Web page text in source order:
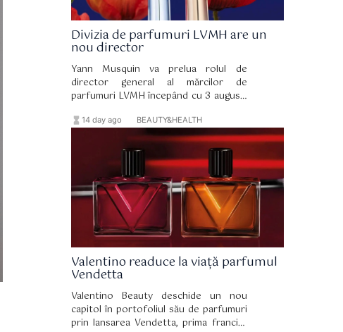
Divizia de parfumuri LVMH are un
nou director
Yann Musquin va prelua rolul de
director general al mărcilor de
parfumuri LVMH începând cu 3 august.
părăsește grupul după 10 ani la
conducerea diviziei.
hourglass_full 14 day ago BEAUTY&HEALTH
Valentino readuce la viață parfumul
Vendetta
Valentino Beauty deschide un nou
capitol în portofoliul său de parfumuri
prin lansarea Vendetta, prima franciză